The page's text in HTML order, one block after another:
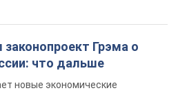
Грэма о
что дальше
новые экономические